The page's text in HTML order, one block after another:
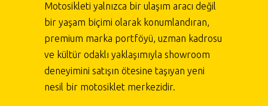
Motosikleti yalnızca bir ulaşım aracı değil
bir yaşam biçimi olarak konumlandıran,
premium marka portföyü, uzman kadrosu
ve kültür odaklı yaklaşımıyla showroom
deneyimini satışın ötesine taşıyan yeni
nesil bir motosiklet merkezidir.